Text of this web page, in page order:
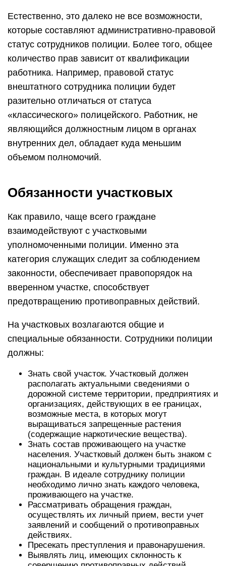
Естественно, это далеко не все возможности,
которые составляют административно-правовой
статус сотрудников полиции. Более того, общее
количество прав зависит от квалификации
работника. Например, правовой статус
внештатного сотрудника полиции будет
разительно отличаться от статуса
«классического» полицейского. Работник, не
являющийся должностным лицом в органах
внутренних дел, обладает куда меньшим
объемом полномочий.
Обязанности участковых
Как правило, чаще всего граждане
взаимодействуют с участковыми
уполномоченными полиции. Именно эта
категория служащих следит за соблюдением
законности, обеспечивает правопорядок на
вверенном участке, способствует
предотвращению противоправных действий.
На участковых возлагаются общие и
специальные обязанности. Сотрудники полиции
должны:
Знать свой участок. Участковый должен
располагать актуальными сведениями о
дорожной системе территории, предприятиях и
организациях, действующих в ее границах,
возможные места, в которых могут
выращиваться запрещенные растения
(содержащие наркотические вещества).
Знать состав проживающего на участке
населения. Участковый должен быть знаком с
национальными и культурными традициями
граждан. В идеале сотруднику полиции
необходимо лично знать каждого человека,
проживающего на участке.
Рассматривать обращения граждан,
осуществлять их личный прием, вести учет
заявлений и сообщений о противоправных
действиях.
Пресекать преступления и правонарушения.
Выявлять лиц, имеющих склонность к